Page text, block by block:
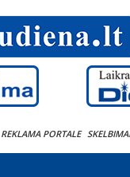
REKLAMA PORTALE SKELBIMAI